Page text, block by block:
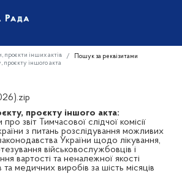
проєкти інших актів
Пошук за реквізитами
проєкту іншого акта
проєкту іншого акта:
звіт Тимчасової слідчої комісії
з питань розслідування можливих
України щодо лікування,
військовослужбовців і
вартості та неналежної якості
та медичних виробів за шість місяців